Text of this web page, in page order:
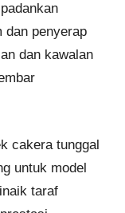
dan penyerap
dan kawalan
cakera tunggal
untuk model
taraf